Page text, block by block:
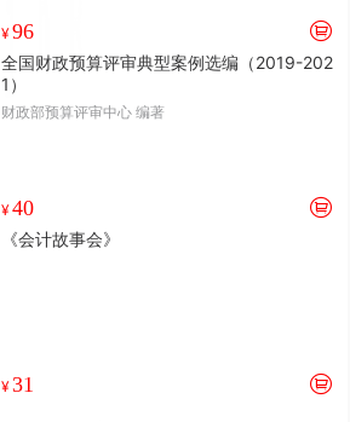
¥96
全国财政预算评审典型案例选编（2019-202
1）
财政部预算评审中心 编著
¥40
《会计故事会》
¥31